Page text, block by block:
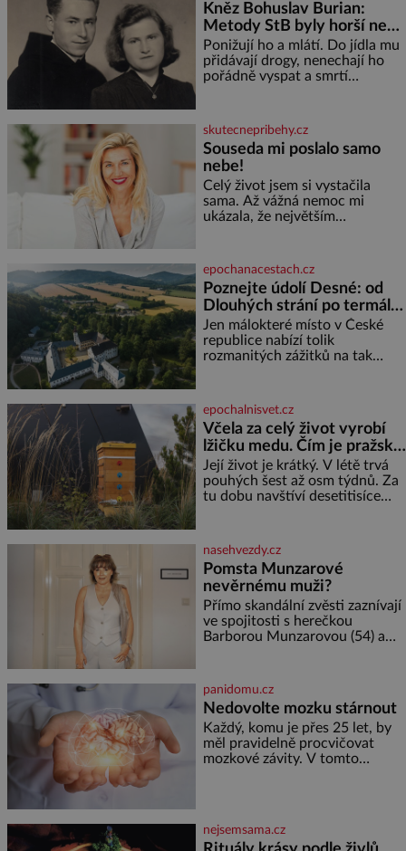
Kněz Bohuslav Burian:
Metody StB byly horší než
gestapácké trýznění
Ponižují ho a mlátí. Do jídla mu
přidávají drogy, nenechají ho
pořádně vyspat a smrtí
estébákům podepíše všechno,
co po něm chtějí. Svým
podpisem jim potvrdí také to, že
na něj během výslechů nikdo
nevyvíjel fyzický ani psychický
nátlak. Syn brněnského řezníka
chce být knězem a
skutecnepribehy.cz
Souseda mi poslalo samo
nebe!
Celý život jsem si vystačila
sama. Až vážná nemoc mi
ukázala, že největším
ochotný podat pomocnou ruku.
Vždycky jsem byla spíš
samotářka. Nepotřebovala jsem
kolem sebe partu kamarádek
ani partnera. Stačily mi knihy,
práce a hlavně klid. Hned po
studiích jsem odešla z rodného
epochanacestach.cz
Poznejte údolí Desné: od
Dlouhých strání po termální
prameny
Jen málokteré místo v České
republice nabízí tolik
rozmanitých zážitků na tak
jediného dne můžete
nahlédnout do útrob jedné z
nejvýznamnějších vodních
elektráren v Evropě, vydat se na
horské hřebeny, projet se na
koloběžce a den zakončit
poznáváním památek ve
epochalnisvet.cz
Včela za celý život vyrobí
lžičku medu. Čím je pražský
med ze střech tak ceněný?
Její život je krátký. V létě trvá
pouhých šest až osm týdnů. Za
tu dobu navštíví desetitisíce
medu – zhruba jednu čajovou
lžičku. Sama o sobě se může
zdát bezvýznamná. Teprve když
se spojí s dalšími desítkami tisíc
příslušnic svého včelstva,
vznikne jeden z
nejdokonalejších organismů
nasehvezdy.cz
Pomsta Munzarové
nevěrnému muži?
Přímo skandální zvěsti zaznívají
ve spojitosti s herečkou
Barborou Munzarovou (54) a
viděna s jakýmsi sympaťákem, s
nímž se velmi družně, až d
panidomu.cz
Nedovolte mozku stárnout
Každý, komu je přes 25 let, by
měl pravidelně procvičovat
mozkové závity. V tomto
marně v paměti lovíte název
nejsemsama.cz